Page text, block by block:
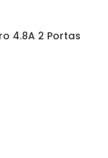
4.8A 2 Portas